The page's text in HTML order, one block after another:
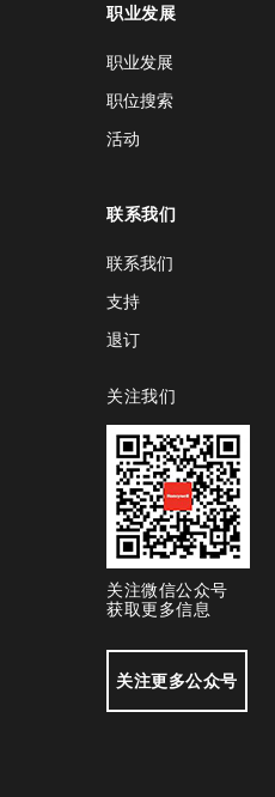
职业发展
职业发展
职位搜索
活动
联系我们
联系我们
支持
退订
关注我们
关注微信公众号
获取更多信息
关注更多公众号